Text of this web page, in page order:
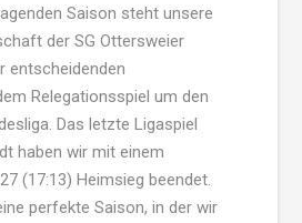
Saison steht unsere
der SG Ottersweier
entscheidenden
Relegationsspiel um den
Das letzte Ligaspiel
haben wir mit einem
(17:13) Heimsieg beendet.
perfekte Saison, in der wir